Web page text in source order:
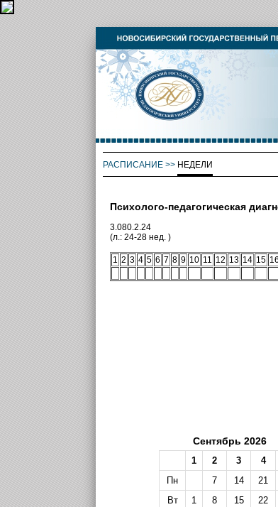
РАСПИСАНИЕ>> НЕДЕЛИ
Психолого-педагогическая
3.080.2.24
(л.: 24-28 нед. )
1 2 3 4 5 6 7 8 9 10 11 12 13 14 15 16
Сентябрь 2026
1 2 3 4
Пн
7 14 21
Вт
1 8 15 22